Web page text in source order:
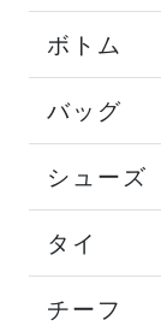
ボトム
バッグ
シューズ
タイ
チーフ